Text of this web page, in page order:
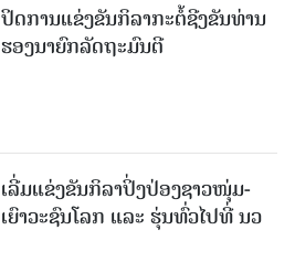
ປິດການແຂ່ງຂັນກິລາກະຕໍ້ຊີງຂັນທ່ານ
ຮອງນາຍົກລັດຖະມົນຕີ
ເລີ່ມແຂ່ງຂັນກິລາປິ່ງປ່ອງຊາວໜຸ່ມ-
ເຍົາວະຊົນໂລກ ແລະ ຮຸ່ນທົ່ວໄປທີ່ ນວ